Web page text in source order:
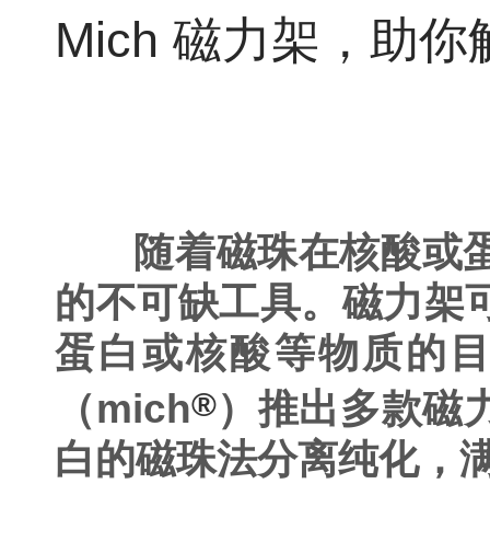
Mich 磁力架，助你
随着磁珠在核酸或
的不可缺工具。磁力架
蛋白或核酸等物质的
（mich®）推出多款磁
白的磁珠法分离纯化，